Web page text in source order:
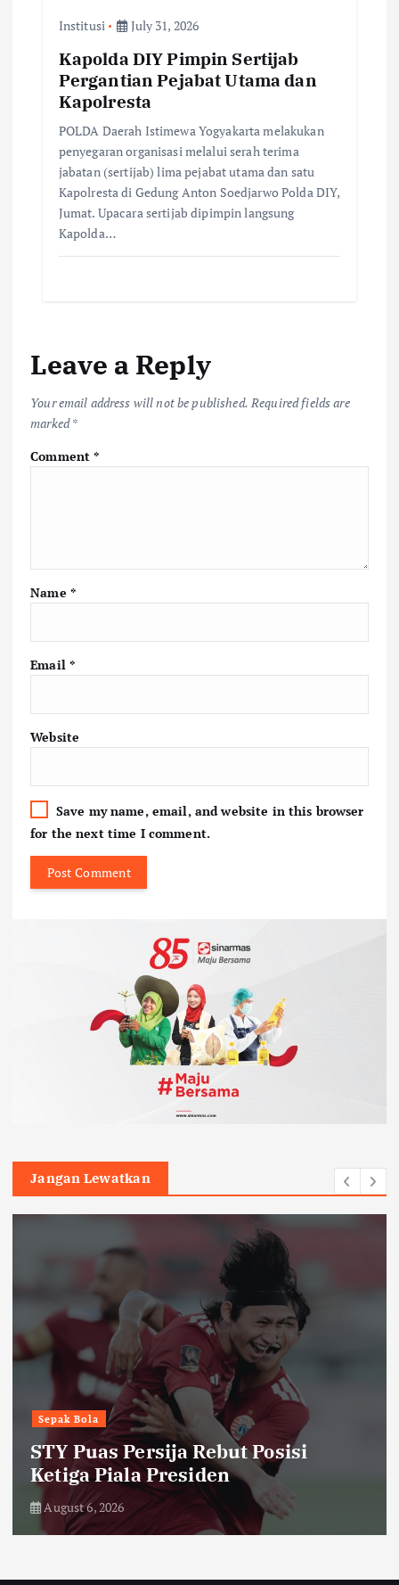
Institusi July 31, 2026
Kapolda DIY Pimpin Sertijab
Pergantian Pejabat Utama dan
Kapolresta
POLDA Daerah Istimewa Yogyakarta melakukan
penyegaran organisasi melalui serah terima
jabatan (sertijab) lima pejabat utama dan satu
Kapolresta di Gedung Anton Soedjarwo Polda DIY,
Jumat. Upacara sertijab dipimpin langsung
Kapolda…
Leave a Reply
Your email address will not be published. Required fields are
marked*
Comment*
Name *
Email *
Website
Save my name, email, and website in this browser
for the next time I comment.
Jangan Lewatkan
Headline Humaniora
Kepala SPPG Jayapura Resmi
Dicopot usai Insiden Keracunan
Menu MBG
August 6, 2026